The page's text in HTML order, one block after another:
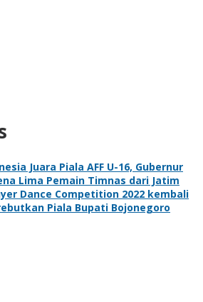
Juara Piala AFF U-16, Gubernur
Lima Pemain Timnas dari Jatim
Dance Competition 2022 kembali
Piala Bupati Bojonegoro